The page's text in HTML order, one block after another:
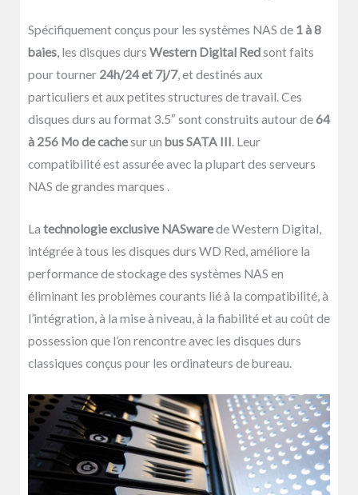
Spécifiquement conçus pour les systèmes NAS de 1 à 8
baies, les disques durs Western Digital Redsont faits
pour tourner 24h/24 et 7j/7,et destinés aux
particuliers et aux petites structures de travail. Ces
disques durs au format 3.5″ sont construits autour de64
à 256 Mo de cachesur un bus SATA III. Leur
compatibilité est assurée avec la plupart des serveurs
NAS de grandes marques .
La technologie exclusive NASwarede Western Digital,
intégrée à tous les disques durs WD Red, améliore la
performance de stockage des systèmes NAS en
éliminant les problèmes courants lié à la compatibilité, à
l’intégration, à la mise à niveau, à la fiabilité et au coût de
possession que l’on rencontre avec les disques durs
classiques conçus pour les ordinateurs de bureau.